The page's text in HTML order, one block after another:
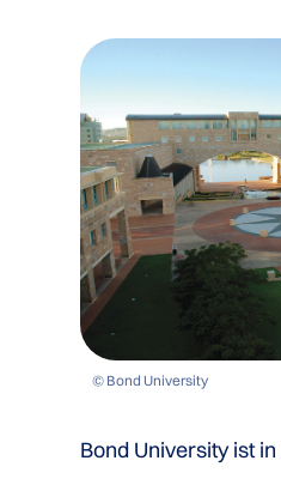
© Bond University
Bond University ist in